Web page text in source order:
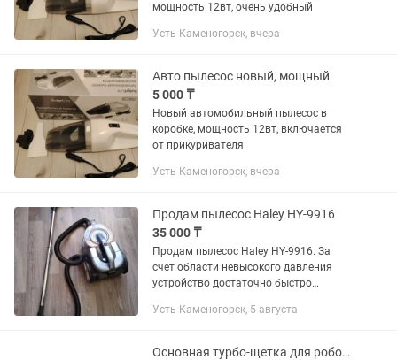
мощность 12вт, очень удобный
Усть-Каменогорск, вчера
Авто пылесос новый, мощный
5 000 ₸
Новый автомобильный пылесос в
коробке, мощность 12вт, включается
от прикуривателя
Усть-Каменогорск, вчера
Продам пылесос Haley HY-9916
35 000 ₸
Продам пылесос Haley HY-9916. За
счет области невысокого давления
устройство достаточно быстро
мусор и другие загрязнения. В
Усть-Каменогорск, 5 августа
Основная турбо-щетка для робота пылесоса Dreame и Xiaomi